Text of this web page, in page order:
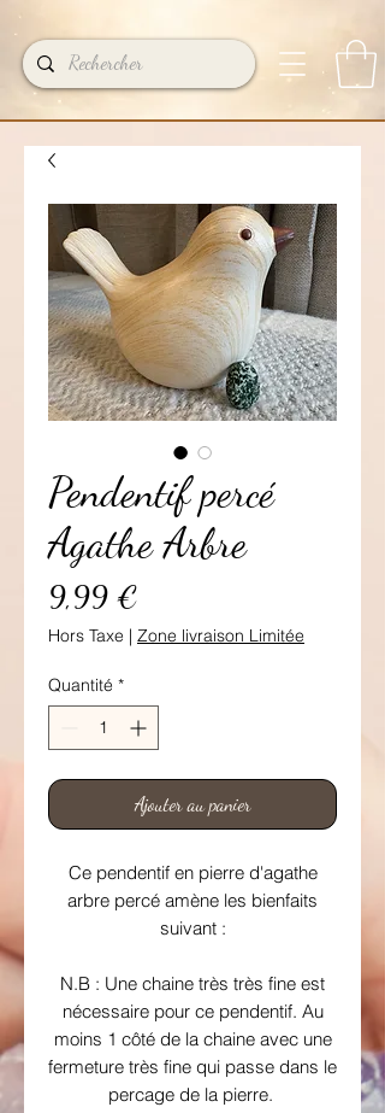
Pendentif percé
Agathe Arbre
9,99 €
Hors Taxe | Zone livraison Limitée
Quantité *
Ajouter au panier
Ce pendentif en pierre d'agathe
arbre percé amène les bienfaits
suivant :
N.B : Une chaine très très fine est
nécessaire pour ce pendentif. Au
moins 1 côté de la chaine avec une
fermeture très fine qui passe dans le
percage de la pierre.